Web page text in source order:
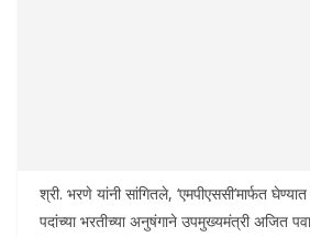
श्री. भरणे यांनी सांगितले, ‘एमपीएससी’मार्फत
पदांच्या भरतीच्या अनुषंगाने उपमुख्यमंत्री अजित